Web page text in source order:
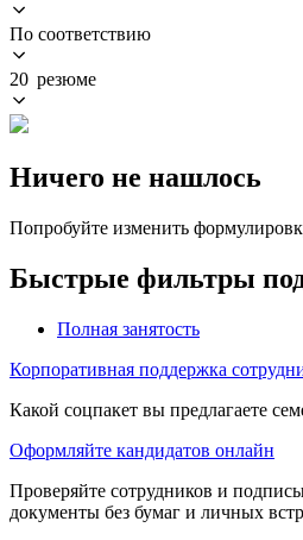
По соответствию
20 резюме
Ничего не нашлось
Попробуйте изменить
Быстрые фильтры
Полная занятость
Корпоративная поддержка
Какой соцпакет вы предлагаете
Оформляйте кандидатов онлайн
Проверяйте сотрудников и
документы без бумаг и личных